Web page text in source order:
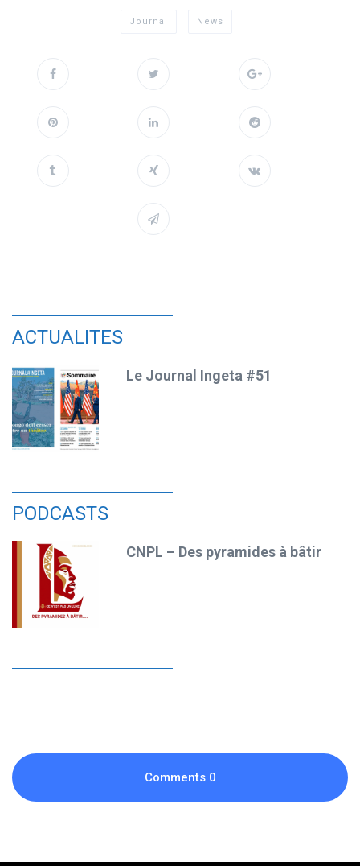
Journal News
ACTUALITES
Le Journal Ingeta #51
PODCASTS
CNPL – Des pyramides à bâtir
Comments 0